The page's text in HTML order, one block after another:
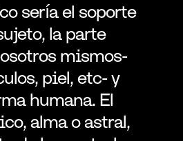
sería el soporte
la parte
mismos-
piel, etc- y
humana. El
alma o astral,